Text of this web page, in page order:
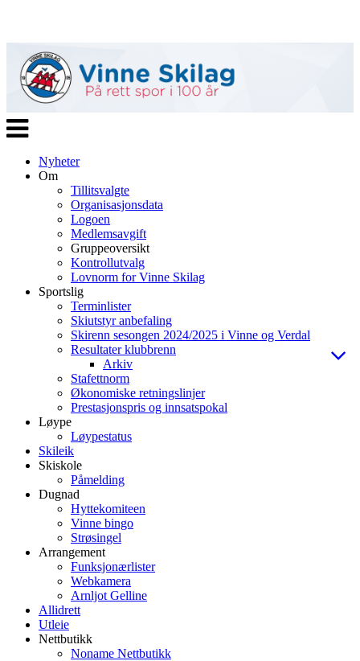
Veksle
navigasjon
Nyheter
Om
Tillitsvalgte
Organisasjonsdata
Logoen
Medlemsavgift
Gruppeoversikt
Kontrollutvalg
Lovnorm for Vinne Skilag
Sportslig
Terminlister
Skiutstyr anbefaling
Skirenn sesongen 2024/2025 i Vinne og Verdal
Resultater klubbrenn
Arkiv
Stafettnorm
Økonomiske retningslinjer
Prestasjonspris og innsatspokal
Løype
Løypestatus
Skileik
Skiskole
Påmelding
Dugnad
Hyttekomiteen
Vinne bingo
Strøsingel
Arrangement
Funksjonærlister
Webkamera
Arnljot Gelline
Allidrett
Utleie
Nettbutikk
Noname Nettbutikk